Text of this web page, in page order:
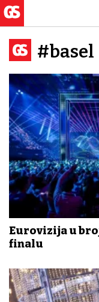
#basel
Eurovizija u
finalu